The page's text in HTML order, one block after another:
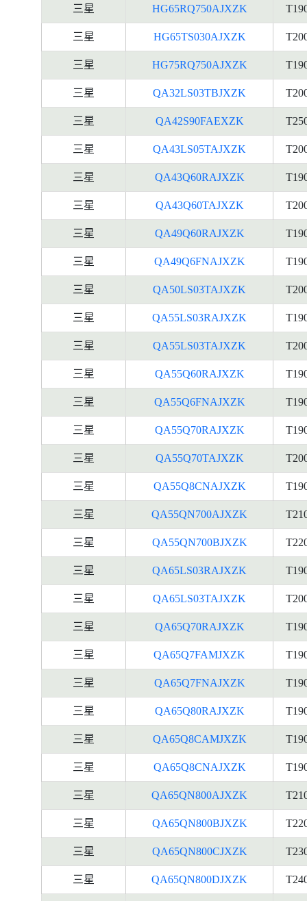
三星 HG65RQ750AJXZK
三星 HG65TS030AJXZK
三星 HG75RQ750AJXZK
三星 QA32LS03TBJXZK
三星 QA42S90FAEXZK
三星 QA43LS05TAJXZK
三星 QA43Q60RAJXZK
三星 QA43Q60TAJXZK
三星 QA49Q60RAJXZK
三星 QA49Q6FNAJXZK
三星 QA50LS03TAJXZK
三星 QA55LS03RAJXZK
三星 QA55LS03TAJXZK
三星 QA55Q60RAJXZK
三星 QA55Q6FNAJXZK
三星 QA55Q70RAJXZK
三星 QA55Q70TAJXZK
三星 QA55Q8CNAJXZK
三星 QA55QN700AJXZK
三星 QA55QN700BJXZK
三星 QA65LS03RAJXZK
三星 QA65LS03TAJXZK
三星 QA65Q70RAJXZK
三星 QA65Q7FAMJXZK
三星 QA65Q7FNAJXZK
三星 QA65Q80RAJXZK
三星 QA65Q8CAMJXZK
三星 QA65Q8CNAJXZK
三星 QA65QN800AJXZK
三星 QA65QN800BJXZK
三星 QA65QN800CJXZK
三星 QA65QN800DJXZK